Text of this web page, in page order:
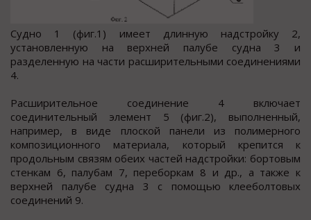
Судно 1 (фиг.1) имеет длинную надстройку 2,
установленную на верхней палубе судна 3 и
разделенную на части расширительными соединениями
4.
Расширительное соединение 4 включает
соединительный элемент 5 (фиг.2), выполненный,
например, в виде плоской панели из полимерного
композиционного материала, который крепится к
продольным связям обеих частей надстройки: бортовым
стенкам 6, палубам 7, переборкам 8 и др., а также к
верхней палубе судна 3 с помощью клееболтовых
соединений 9.